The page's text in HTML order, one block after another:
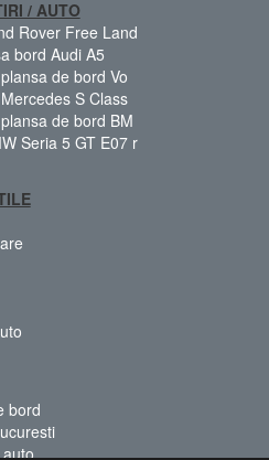
/ AUTO
Rover Free Land
bord Audi A5
de bord Vo
S Class
de bord BM
Seria 5 GT E07 r
bord